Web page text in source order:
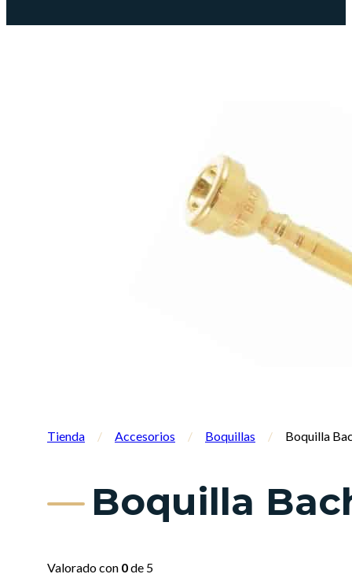
Tienda / Accesorios / Boquillas / Boquilla
Boquilla
Valorado con 0de 5